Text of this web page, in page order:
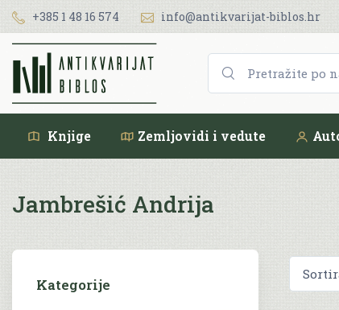
+385 1 48 16 574 info@antikvarijat-biblos.hr
Knjige Zemljovidi i vedute
Jambrešić Andrija
Kategorije